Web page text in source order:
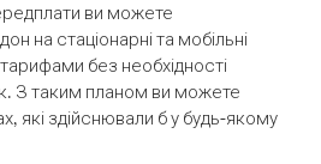
ви можете
на стаціонарні та мобільні
без необхідності
З таким планом ви можете
які здійснювали б у будь-якому